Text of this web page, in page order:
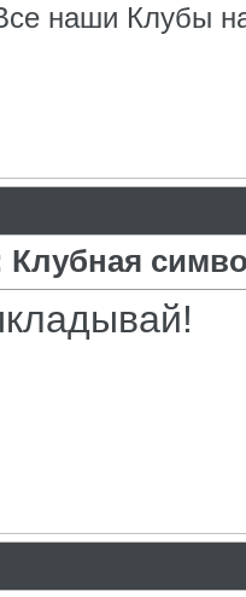
наши Клубы
Клубная